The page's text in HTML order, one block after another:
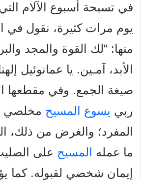
في تسبحة أسبوع الآلام
يوم مرات كثيرة، نقول في
منها: “لك القوة والمجد
الأبد، آمـين. يا عمانوئيل
صيغة الجمع. وفي مقطعها
ربي يسوع المسيح مخلصي
المفرد؛ والغرض من ذلك،
ما عمله
المسيح على
إيمان شخصي لقبوله. كما